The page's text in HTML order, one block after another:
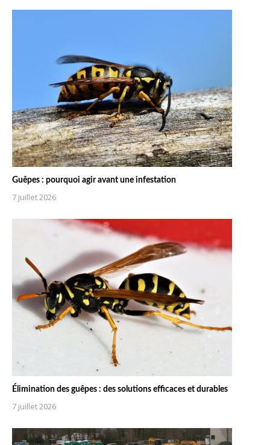
Guêpes : pourquoi agir avant une infestation
7 juillet 2026
Élimination des guêpes : des solutions efficaces et durables
7 juillet 2026